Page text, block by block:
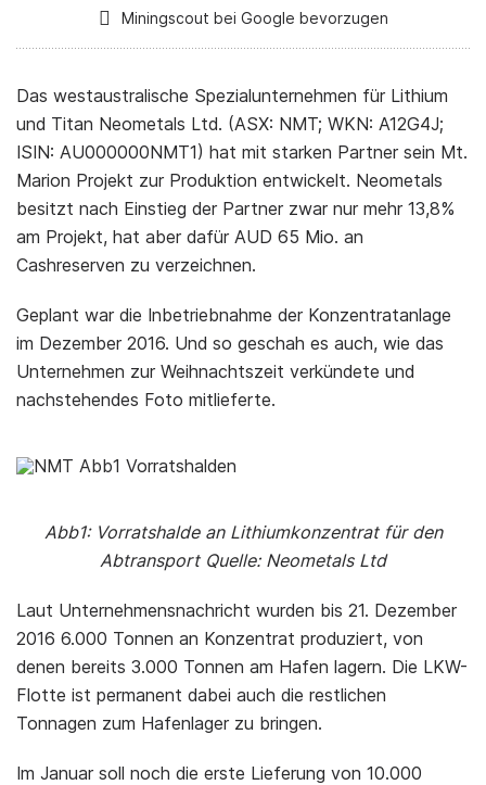
Miningscout bei Google bevorzugen
Das westaustralische Spezialunternehmen für Lithium
und Titan Neometals Ltd. (ASX: NMT; WKN: A12G4J;
ISIN: AU000000NMT1) hat mit starken Partner sein Mt.
Marion Projekt zur Produktion entwickelt. Neometals
besitzt nach Einstieg der Partner zwar nur mehr 13,8%
am Projekt, hat aber dafür AUD 65 Mio. an
Cashreserven zu verzeichnen.
Geplant war die Inbetriebnahme der Konzentratanlage
im Dezember 2016. Und so geschah es auch, wie das
Unternehmen zur Weihnachtszeit verkündete und
nachstehendes Foto mitlieferte.
Abb1: Vorratshalde an Lithiumkonzentrat für den
Abtransport Quelle: Neometals Ltd
Laut Unternehmensnachricht wurden bis 21. Dezember
2016 6.000 Tonnen an Konzentrat produziert, von
denen bereits 3.000 Tonnen am Hafen lagern. Die LKW-
Flotte ist permanent dabei auch die restlichen
Tonnagen zum Hafenlager zu bringen.
Im Januar soll noch die erste Lieferung von 10.000